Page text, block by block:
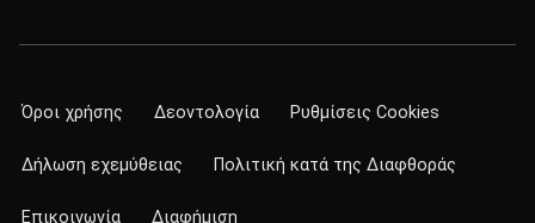
Όροι χρήσης Δεοντολογία Ρυθμίσεις Cookies
Δήλωση εχεμύθειας Πολιτική κατά της Διαφθοράς
Επικοινωνία Διαφήμιση